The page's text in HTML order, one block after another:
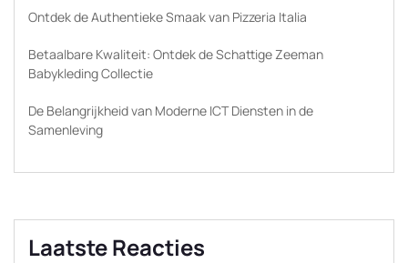
Ontdek de Authentieke Smaak van Pizzeria Italia
Betaalbare Kwaliteit: Ontdek de Schattige Zeeman
Babykleding Collectie
De Belangrijkheid van Moderne ICT Diensten in de
Samenleving
Laatste Reacties